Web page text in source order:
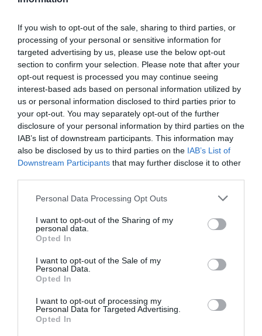
If you wish to opt-out of the sale, sharing to third parties, or
processing of your personal or sensitive information for
targeted advertising by us, please use the below opt-out
section to confirm your selection. Please note that after your
opt-out request is processed you may continue seeing
interest-based ads based on personal information utilized by
us or personal information disclosed to third parties prior to
your opt-out. You may separately opt-out of the further
disclosure of your personal information by third parties on the
IAB’s list of downstream participants. This information may
also be disclosed by us to third parties on the IAB’s List of
Downstream Participants that may further disclose it to other
Personal Data Processing Opt Outs
I want to opt-out of the Sharing of my
personal data.
Opted In
I want to opt-out of the Sale of my
Personal Data.
Opted In
I want to opt-out of processing my
Personal Data for Targeted Advertising.
Opted In
NOUS SOUTENIR
DERNIERS COMMENTAIRES
NDRa commenté l'article :
Contrôles aux frontières entre l’Espagne et l’Italie : des
arrivées plus longues, des correspondances à risque
Serge13 a commenté l'article :
Bruxelles
finnair numérique